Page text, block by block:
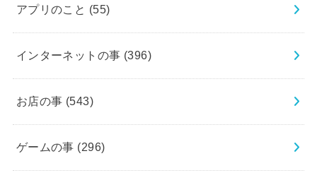
アプリのこと (55)
インターネットの事 (396)
お店の事 (543)
ゲームの事 (296)